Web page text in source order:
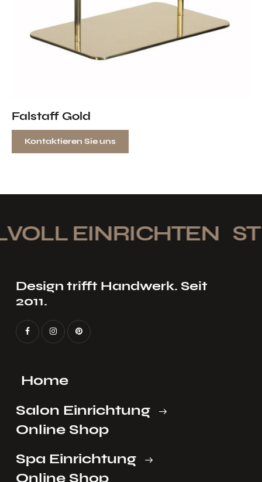
Falstaff Gold
Kontaktieren Sie uns
EINRICHTEN
Design trifft Handwerk. Seit
2011.
Home
Salon Einrichtung
Online Shop
Spa Einrichtung
Online Shop